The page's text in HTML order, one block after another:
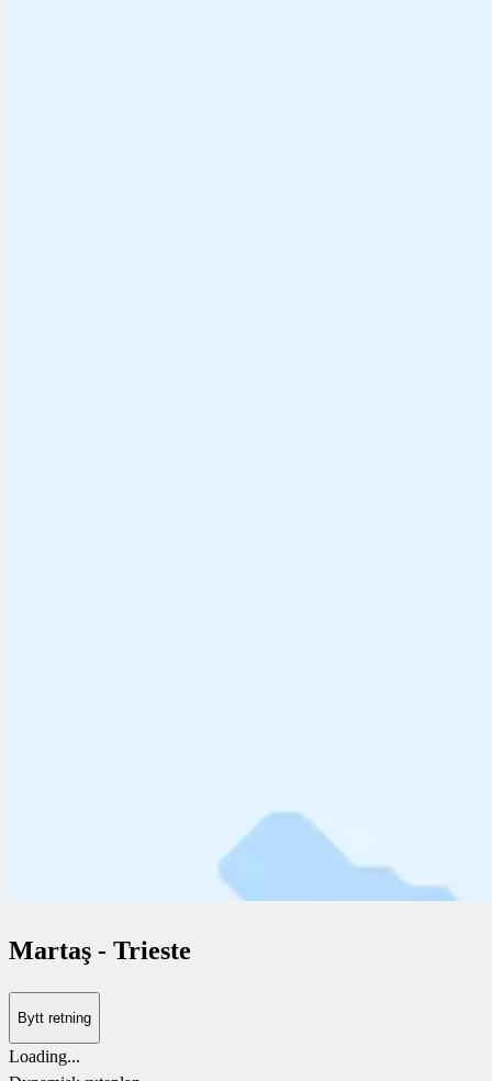
Martaş - Trieste
Bytt retning
Loading...